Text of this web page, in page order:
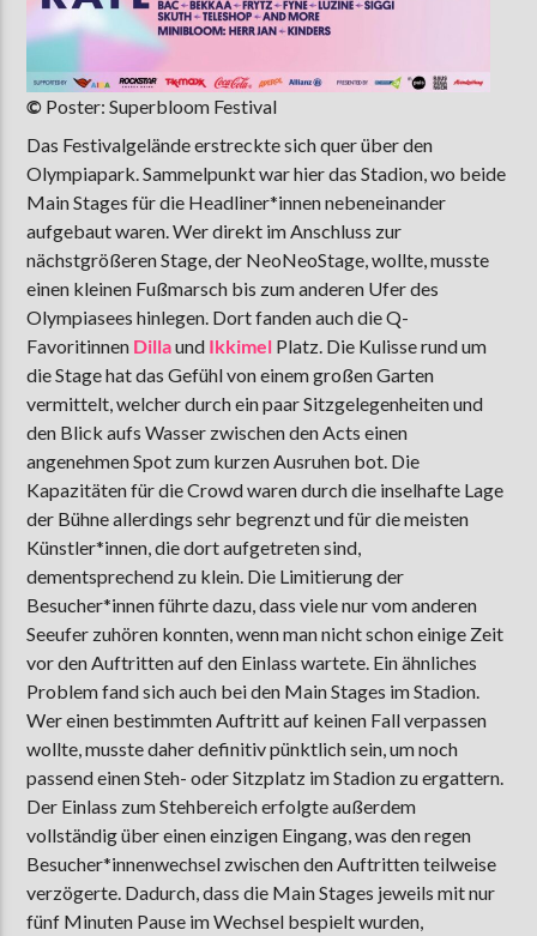
© Poster: Superbloom Festival
Das Festivalgelände erstreckte sich quer über den
Olympiapark. Sammelpunkt war hier das Stadion, wo beide
Main Stages für die Headliner*innen nebeneinander
aufgebaut waren. Wer direkt im Anschluss zur
nächstgrößeren Stage, der NeoNeoStage, wollte, musste
einen kleinen Fußmarsch bis zum anderen Ufer des
Olympiasees hinlegen. Dort fanden auch die Q-
Favoritinnen Dillaund Ikkimel Platz. Die Kulisse rund um
die Stage hat das Gefühl von einem großen Garten
vermittelt, welcher durch ein paar Sitzgelegenheiten und
den Blick aufs Wasser zwischen den Acts einen
angenehmen Spot zum kurzen Ausruhen bot. Die
Kapazitäten für die Crowd waren durch die inselhafte Lage
der Bühne allerdings sehr begrenzt und für die meisten
Künstler*innen, die dort aufgetreten sind,
dementsprechend zu klein. Die Limitierung der
Besucher*innen führte dazu, dass viele nur vom anderen
Seeufer zuhören konnten, wenn man nicht schon einige Zeit
vor den Auftritten auf den Einlass wartete. Ein ähnliches
Problem fand sich auch bei den Main Stages im Stadion.
Wer einen bestimmten Auftritt auf keinen Fall verpassen
wollte, musste daher definitiv pünktlich sein, um noch
passend einen Steh- oder Sitzplatz im Stadion zu ergattern.
Der Einlass zum Stehbereich erfolgte außerdem
vollständig über einen einzigen Eingang, was den regen
Besucher*innenwechsel zwischen den Auftritten teilweise
verzögerte. Dadurch, dass die Main Stages jeweils mit nur
fünf Minuten Pause im Wechsel bespielt wurden,